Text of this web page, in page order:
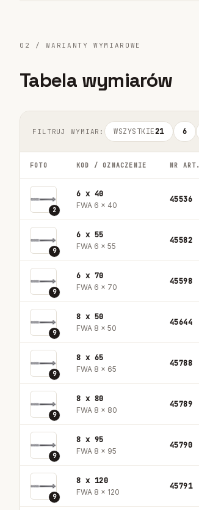
02 / WARIANTY WYMIAROWE
Tabela wymiarów
FILTRUJ WYMIAR: WSZYSTKIE21 6
FOTO KOD / OZNACZENIE NR ART.
2
6 x 40
FWA 6 x 40
45536
9
6 x 55
FWA 6 x 55
45582
9
6 x 70
FWA 6 x 70
45598
9
8 x 50
FWA 8 x 50
45644
9
8 x 65
FWA 8 x 65
45788
9
8 x 80
FWA 8 x 80
45789
9
8 x 95
FWA 8 x 95
45790
9
8 x 120
FWA 8 x 120
45791